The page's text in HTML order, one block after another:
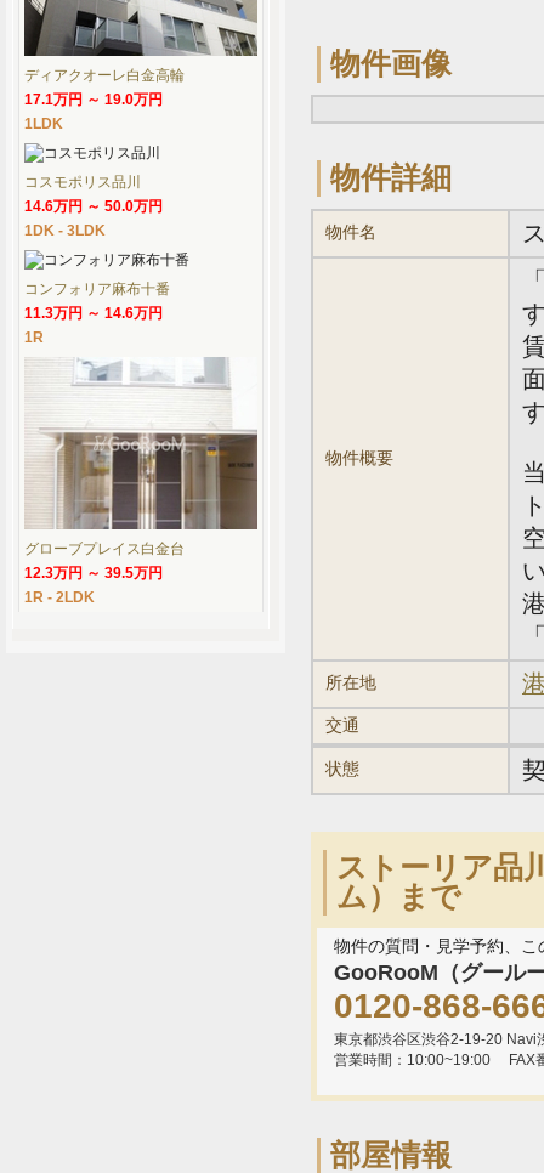
物件画像
物件詳細
物件名
物件概要
所在地
交通
状態
ストーリア品
ム）まで
物件の質問・見学予約、
GooRooM（グール
0120-868-
東京都渋谷区渋谷2-19-20 Navi
営業時間：10:00~19:00
FAX
部屋情報
ディアクオーレ白金高輪
17.1万円 ～ 19.0万円
1LDK
コスモポリス品川
14.6万円 ～ 50.0万円
1DK - 3LDK
コンフォリア麻布十番
11.3万円 ～ 14.6万円
1R
グローブプレイス白金台
12.3万円 ～ 39.5万円
1R - 2LDK